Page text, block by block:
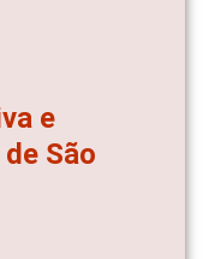
e
São